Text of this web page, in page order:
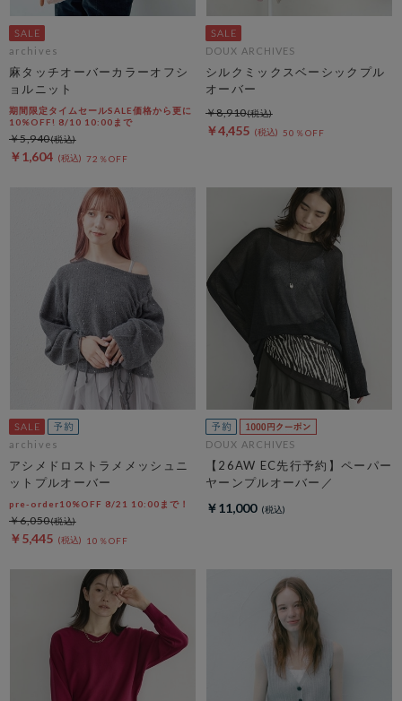
archives
麻タッチオーバーカラーオフシ
ョルニット
期間限定タイムセールSALE価格から更に
10%OFF! 8/10 10:00まで
￥1,604 72％OFF
￥5,940
DOUX ARCHIVES
シルクミックスベーシックプル
オーバー
￥4,455 50％OFF
￥8,910
archives
アシメドロストラメメッシュニ
ットプルオーバー
pre-order10%OFF 8/21 10:00まで！
￥5,445 10％OFF
￥6,050
DOUX ARCHIVES
【26AW EC先行予約】ペーパー
ヤーンプルオーバー／
￥11,000